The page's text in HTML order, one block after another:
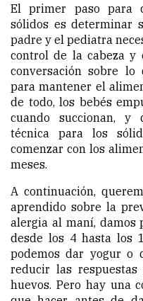
El primer paso para
sólidos es determinar
padre y el pediatra
control de la cabeza y
conversación sobre
para mantener el
de todo, los bebés
cuando succionan, y
técnica para los
comenzar con los
meses.
A continuación,
aprendido sobre la
alergia al maní, damos
desde los 4 hasta los
podemos dar yogur o
reducir las
huevos. Pero hay una